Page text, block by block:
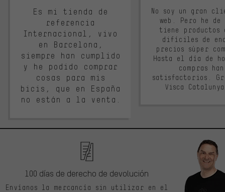
Es mi tienda de
referencia
Internacional, vivo
en Barcelona,
siempre han cumplido
y he podido comprar
cosas para mis
bicis, que en España
no están a la venta.
No soy un gran
web. Pero he
tiene productos
difíciles de
precios súper
Hasta el día de
compras
satisfactorios.
Visca
100 días de derecho de devolución
Envíanos la mercancía sin utilizar en el